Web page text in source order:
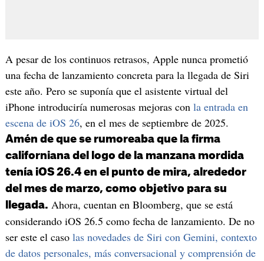
A pesar de los continuos retrasos, Apple nunca prometió
una fecha de lanzamiento concreta para la llegada de Siri
este año. Pero se suponía que el asistente virtual del
iPhone introduciría numerosas mejoras con la entrada en
escena de iOS 26, en el mes de septiembre de 2025.
Amén de que se rumoreaba que la firma
californiana del logo de la manzana mordida
tenía iOS 26.4 en el punto de mira, alrededor
del mes de marzo, como objetivo para su
llegada. Ahora, cuentan en Bloomberg, que se está
considerando iOS 26.5 como fecha de lanzamiento. De no
ser este el caso las novedades de Siri con Gemini, contexto
de datos personales, más conversacional y comprensión de